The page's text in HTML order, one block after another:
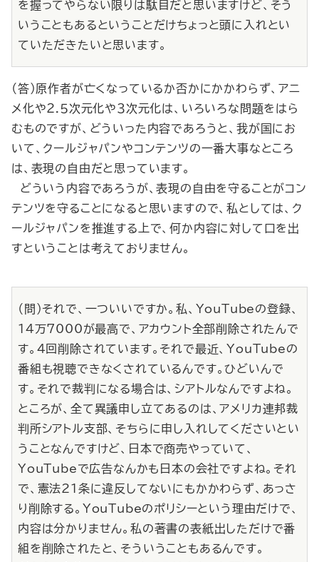
を握ってやらない限りは駄目だと思いますけど、そう
いうこともあるということだけちょっと頭に入れとい
ていただきたいと思います。
（答）原作者が亡くなっているか否かにかかわらず、アニ
メ化や２.５次元化や３次元化は、いろいろな問題をはら
むものですが、どういった内容であろうと、我が国にお
いて、クールジャパンやコンテンツの一番大事なところ
は、表現の自由だと思っています。
どういう内容であろうが、表現の自由を守ることがコン
テンツを守ることになると思いますので、私としては、ク
ールジャパンを推進する上で、何か内容に対して口を出
すということは考えておりません。
（問）それで、一ついいですか。私、YouTubeの登録、
14万7000が最高で、アカウント全部削除されたんで
す。4回削除されています。それで最近、YouTubeの
番組も視聴できなくされているんです。ひどいんで
す。それで裁判になる場合は、シアトルなんですよね。
ところが、全て異議申し立てあるのは、アメリカ連邦裁
判所シアトル支部、そちらに申し入れしてくださいとい
うことなんですけど、日本で商売やっていて、
YouTubeで広告なんかも日本の会社ですよね。それ
で、憲法21条に違反してないにもかかわらず、あっさ
り削除する。YouTubeのポリシーという理由だけで、
内容は分かりません。私の著書の表紙出しただけで番
組を削除されたと、そういうこともあるんです。